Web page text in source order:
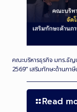
คณะบริหารธุรกิจ มทร.ธั
2569” เสริมทักษะด้านภ
Read